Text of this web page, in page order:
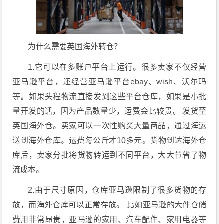
为什么需要英国海外转仓？
1.它可以在多账户平台上运行。很多卖家不仅经营
亚马逊平台，还经营亚马逊平台ebay、wish、沃尔玛
等。如果头程物流直接发到这些平台仓库，如果是小批
量开发的话，因为产品数量少，运费会比较贵。 发货至
英国海外仓。卖家可以一次性购买大量商品，通过海运
送到海外仓库。运费每公斤才10多元。货物到达海外仓
库后，卖家分批将货物转运到不同平台，大大节省了物
流成本。
2.由于尺寸原因，仓库亚马逊限制了很多货物的存
放，而海外仓库可以正常存放。 比如亚马逊的大件仓储
费用非常昂贵，亚马逊的家用、汽车配件、家用电器等